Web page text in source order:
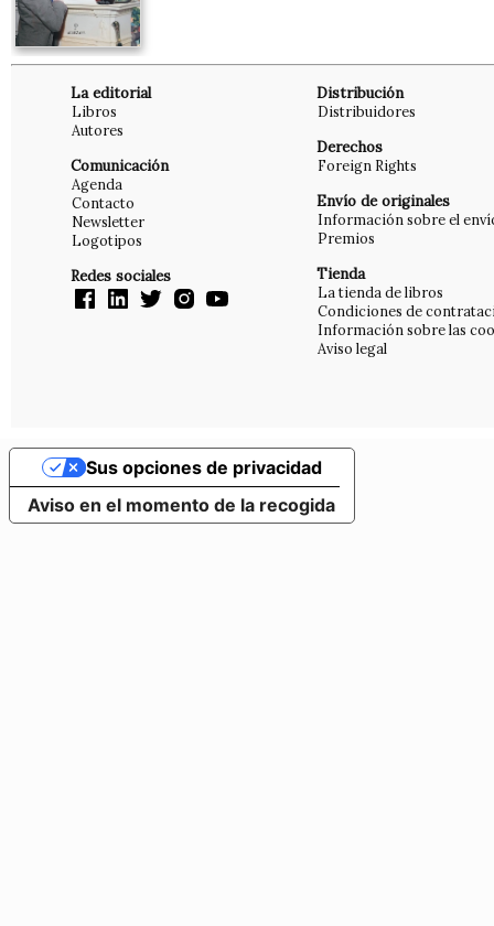
La editorial
Libros
Autores
Comunicación
Agenda
Contacto
Newsletter
Logotipos
Redes sociales
Distribución
Distribuidores
Derechos
Foreign Rights
Envío de originales
Información sobre el
Premios
Tienda
La tienda de libros
Condiciones de
Información sobre las
Aviso legal
Aviso en el momento de la recogida
Sus opciones de privacidad